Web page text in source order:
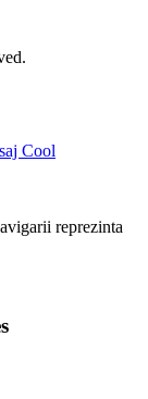
Cool
reprezinta